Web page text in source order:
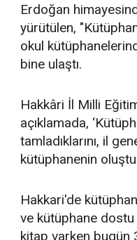
Erdoğan
yürütülen,
okul
bine ulaştı.
Hakkâri İl Milli
açıklamada,
tamladıklarını, il
kütüphanenin
Hakkari'de
ve kütüphane
kitap varken bugün